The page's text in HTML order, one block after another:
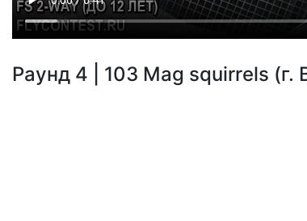
Раунд 4 | 103 Mag squirrels (г.